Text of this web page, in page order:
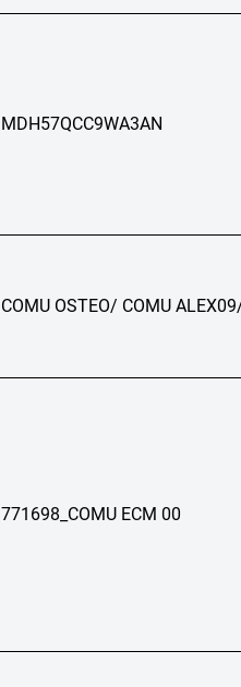
MDH57QCC9WA3AN
COMU OSTEO/ COMU
771698_COMU ECM 00